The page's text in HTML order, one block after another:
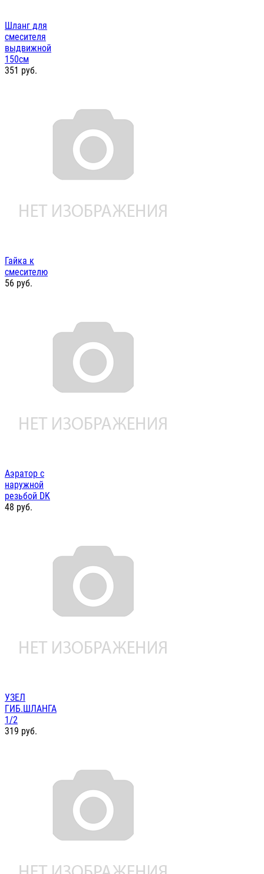
Шланг для
смесителя
выдвижной
150см
351 руб.
Гайка к
смесителю
56 руб.
Аэратор с
наружной
резьбой DK
48 руб.
УЗЕЛ
ГИБ.ШЛАНГА
1/2
319 руб.